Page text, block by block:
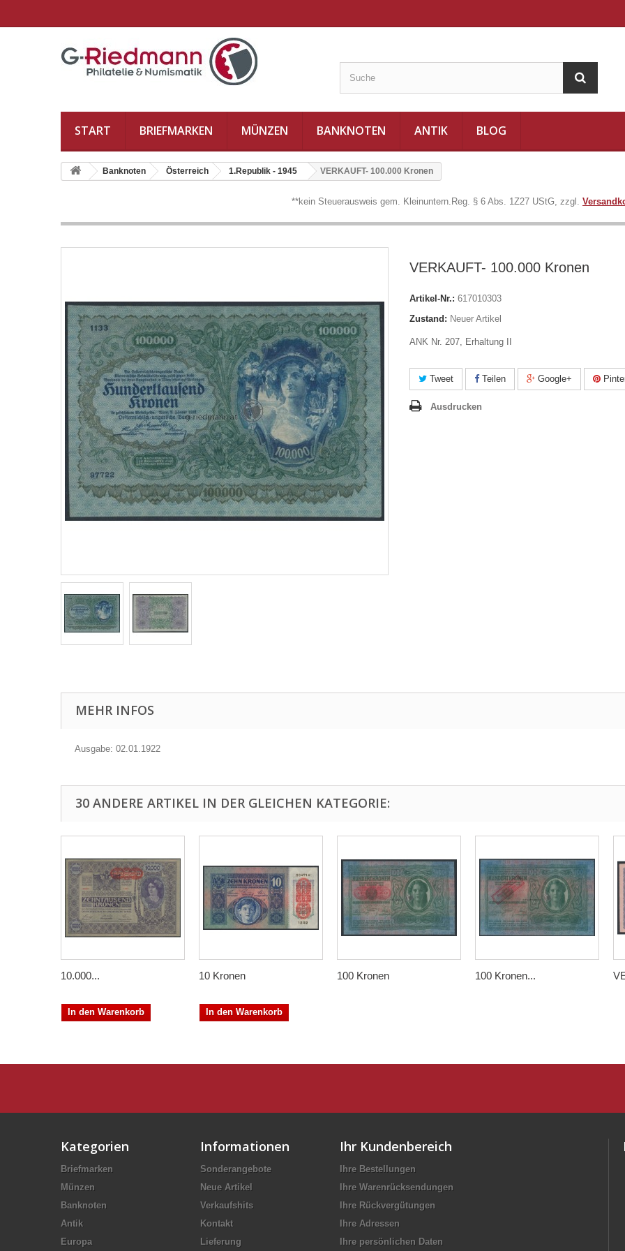
START BRIEFMARKEN MÜNZEN BANKNOTEN ANTIK BLOG
Banknoten Österreich 1.Republik - 1945 VERKAUFT- 100.000 Kronen
**kein Steuerausweis gem. Kleinuntern.Reg. § 6 Abs. 1Z27 UStG, zzgl.
VERKAUFT- 100.000 Kronen
Artikel-Nr.: 617010303
Zustand: Neuer Artikel
ANK Nr. 207, Erhaltung II
Tweet Teilen Google+
Ausdrucken
MEHR INFOS
Ausgabe: 02.01.1922
30 ANDERE ARTIKEL IN DER GLEICHEN KATEGORIE:
10.000...
In den Warenkorb
10 Kronen
In den Warenkorb
100 Kronen 100 Kronen...
Kategorien
Briefmarken
Münzen
Banknoten
Antik
Europa
Informationen
Sonderangebote
Neue Artikel
Verkaufshits
Kontakt
Lieferung
Ihr Kundenbereich
Ihre Bestellungen
Ihre Warenrücksendungen
Ihre Rückvergütungen
Ihre Adressen
Ihre persönlichen Daten